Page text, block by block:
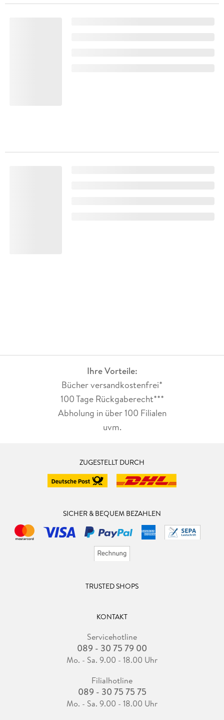
Ihre Vorteile:
Bücher versandkostenfrei*
100 Tage Rückgaberecht***
Abholung in über 100 Filialen
uvm.
ZUGESTELLT DURCH
SICHER & BEQUEM BEZAHLEN
TRUSTED SHOPS
KONTAKT
Servicehotline
089 - 30 75 79 00
Mo. - Sa. 9.00 - 18.00 Uhr
Filialhotline
089 - 30 75 75 75
Mo. - Sa. 9.00 - 18.00 Uhr